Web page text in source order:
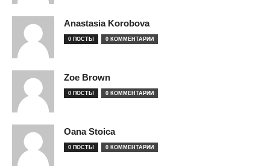
Anastasia Korobova
0 ПОСТЫ 0 КОММЕНТАРИИ
Zoe Brown
0 ПОСТЫ 0 КОММЕНТАРИИ
Oana Stoica
0 ПОСТЫ 0 КОММЕНТАРИИ